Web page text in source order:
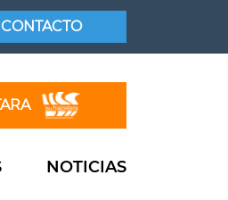
CONTACTO
NOTICIAS